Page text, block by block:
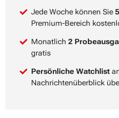
Jede Woche können Sie
Premium-Bereich
Monatlich 2
gratis
Persönliche Watchlist
Nachrichtenüberblick